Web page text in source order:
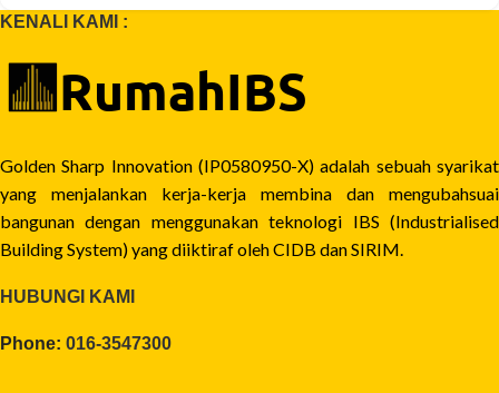
KENALI KAMI :
Golden Sharp Innovation (IP0580950-X) adalah sebuah syarikat
yang menjalankan kerja-kerja membina dan mengubahsuai
bangunan dengan menggunakan teknologi IBS (Industrialised
Building System) yang diiktiraf oleh CIDB dan SIRIM.
HUBUNGI KAMI
Phone: 016-3547300